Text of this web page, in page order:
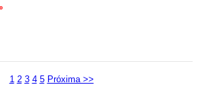
1 2 3 4 5 Próxima >>